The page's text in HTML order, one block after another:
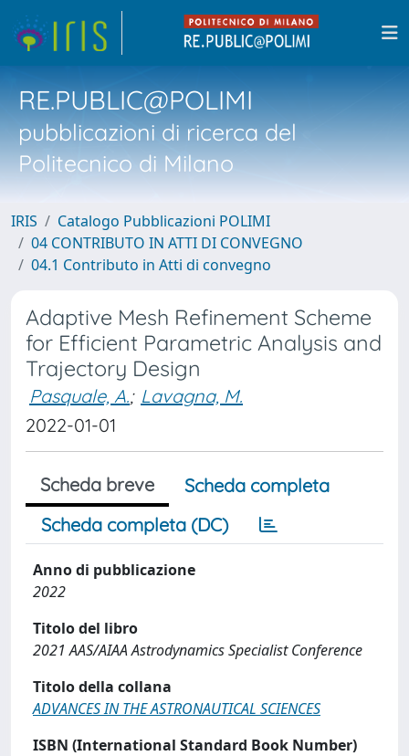
RE.PUBLIC@POLIMI
pubblicazioni di ricerca del
Politecnico di Milano
IRIS
Catalogo Pubblicazioni POLIMI
04 CONTRIBUTO IN ATTI DI CONVEGNO
04.1 Contributo in Atti di convegno
Adaptive Mesh Refinement Scheme
for Efficient Parametric Analysis and
Trajectory Design
Pasquale, A.; Lavagna, M.
2022-01-01
Scheda breve
Scheda completa
Scheda completa (DC)
Anno di pubblicazione
2022
Titolo del libro
2021 AAS/AIAA Astrodynamics Specialist Conference
Titolo della collana
ADVANCES IN THE ASTRONAUTICAL SCIENCES
ISBN (International Standard Book Number)